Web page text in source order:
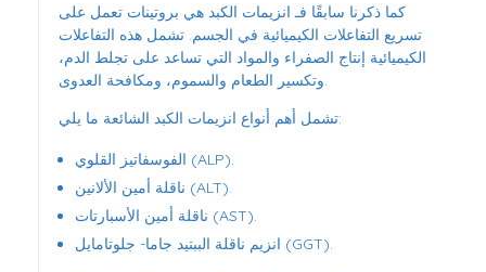
كما ذكرنا سابقًا فـ انزيمات الكبد هي بروتينات تعمل على
تسريع التفاعلات الكيميائية في الجسم. تشمل هذه التفاعلات
الكيميائية إنتاج الصفراء والمواد التي تساعد على تجلط الدم،
وتكسير الطعام والسموم، ومكافحة العدوى.
تشمل أهم أنواع انزيمات الكبد الشائعة ما يلي:
الفوسفاتيز القلوي (ALP).
ناقلة أمين الألانين (ALT).
ناقلة أمين الأسبارتات (AST).
انزيم ناقلة الببتيد جاما- جلوتامايل (GGT).